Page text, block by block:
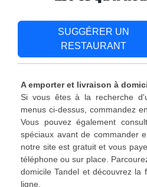
SUGGÉRER UN
RESTAURANT
A emporter et livraison à
Si vous êtes à la recherche
menus ci-dessus, commandez
Vous pouvez également
spéciaux avant de commander
notre site est gratuit et vous
téléphone ou sur place.
domicile Tandel et découvrez la
ligne.